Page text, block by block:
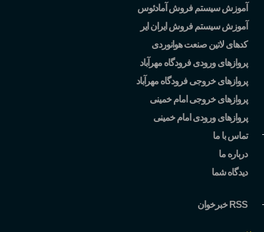
آموزش سیستم فروش آمادئوس
آموزش سیستم فروش ایران ایر
کدهای لاتین صنعت هوانوردی
پروازهای ورودی فرودگاه مهرآباد
پروازهای خروجی فرودگاه مهرآباد
پروازهای خروجی امام خمینی
پروازهای ورودی امام خمینی
تماس با ما
درباره ما
دیدگاه شما
خبرخوان RSS